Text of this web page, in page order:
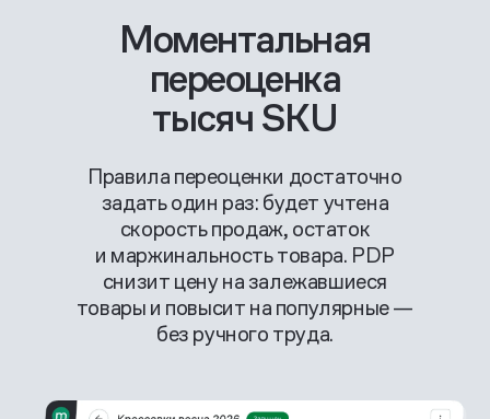
Моментальная
переоценка
тысяч SKU
Правила переоценки достаточно
задать один раз: будет учтена
скорость продаж, остаток
и маржинальность товара. PDP
снизит цену на залежавшиеся
товары и повысит на популярные —
без ручного труда.